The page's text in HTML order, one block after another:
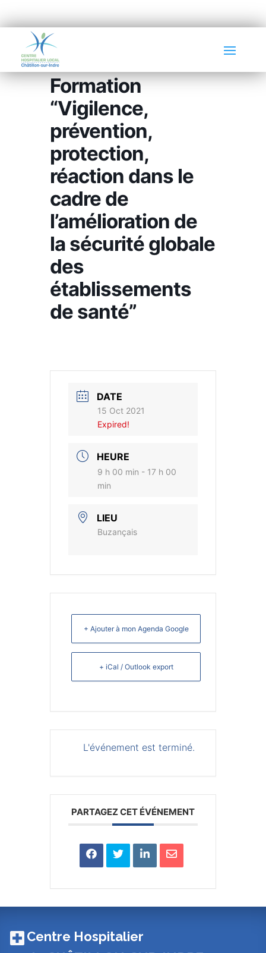
Formation
“Vigilence,
prévention,
protection,
réaction dans le
cadre de
l’amélioration de
la sécurité globale
des
établissements
de santé”
DATE
15 Oct 2021
Expired!
HEURE
9 h 00 min - 17 h 00
min
LIEU
Buzançais
+ Ajouter à mon Agenda Google
+ iCal / Outlook export
L'événement est terminé.
PARTAGEZ CET ÉVÉNEMENT
Centre Hospitalier